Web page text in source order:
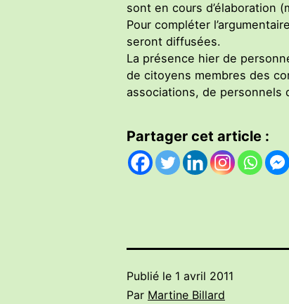
sont en cours d’élaboration
Pour compléter
seront diffusées.
La présence hier de
de citoyens membres des
associations, de personnels
Partager cet article :
Publié le 1 avril 2011
Par Martine Billard